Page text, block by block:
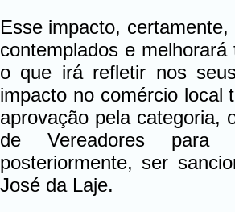
Esse impacto,
contemplados e
o que irá refletir nos
impacto no comércio local
aprovação pela categoria,
de Vereadores para
posteriormente, ser
José da Laje.